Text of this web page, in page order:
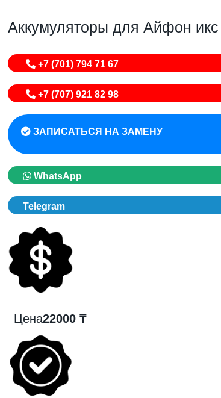
Аккумуляторы для Айфон
+7 (701) 794 71 67
+7 (707) 921 82 98
ЗАПИСАТЬСЯ НА ЗАМЕНУ
WhatsApp
Telegram
Цена22000 ₸